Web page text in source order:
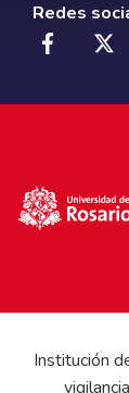
Redes
Institución